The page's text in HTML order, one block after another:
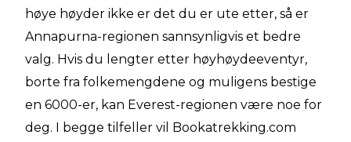
høye høyder ikke er det du er ute etter, så er
Annapurna-regionen sannsynligvis et bedre
valg. Hvis du lengter etter høyhøydeeventyr,
borte fra folkemengdene og muligens bestige
en 6000-er, kan Everest-regionen være noe for
deg. I begge tilfeller vil Bookatrekking.com